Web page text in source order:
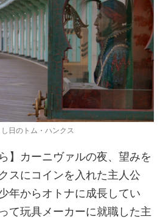
日のトム・ハンクス
】カーニヴァルの夜、望みを
スにコインを入れた主人公
年からオトナに成長してい
て玩具メーカーに就職した主